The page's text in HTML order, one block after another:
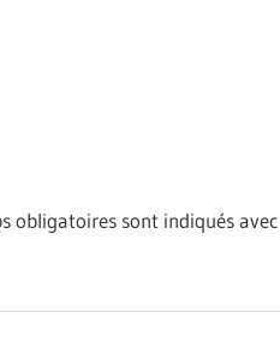
obligatoires sont indiqués avec